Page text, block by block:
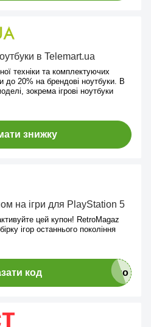
в Telemart.ua
техніки та комплектуючих
до 20% на брендові ноутбуки. В
зокрема ігрові ноутбуки
знижку
на ігри для PlayStation 5
цей купон! RetroMagaz
ігор останнього покоління
код